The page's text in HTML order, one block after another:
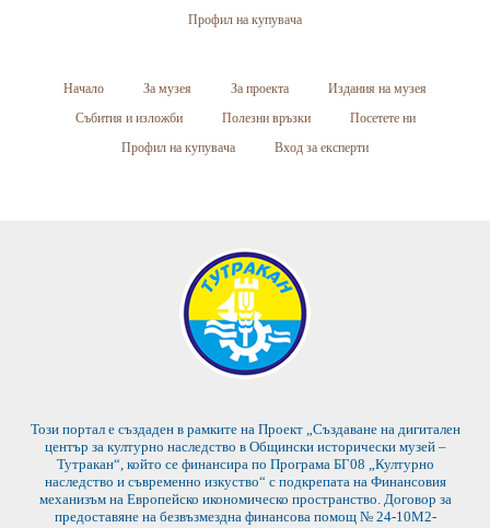
Профил на купувача
Начало За музея За проекта
Издания на музея
Събития и изложби
Полезни връзки
Посетете ни
Профил на купувача
Вход за експерти
Този портал е създаден в рамките на Проект „Създаване на дигитален
център за културно наследство в Общински исторически музей –
Тутракан“, който се финансира по Програма БГ08 „Културно
наследство и съвременно изкуство“ с подкрепата на Финансовия
механизъм на Европейско икономическо пространство. Договор за
предоставяне на безвъзмездна финансова помощ № 24-10М2-